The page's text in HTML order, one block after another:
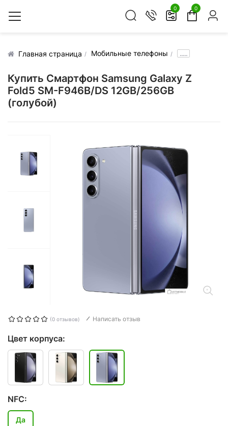
0 0
Главная страница Мобильные телефоны .....
Купить Смартфон Samsung Galaxy Z
Fold5 SM-F946B/DS 12GB/256GB
(голубой)
(0 отзывов) Написать отзыв
Цвет корпуса:
NFC:
Да